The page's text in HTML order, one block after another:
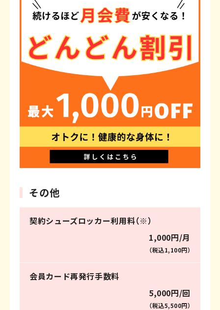
その他
契約シューズロッカー利用料（※）
1,000円/月
（税込1,100円）
会員カード再発行手数料
5,000円/回
（税込5,500円）